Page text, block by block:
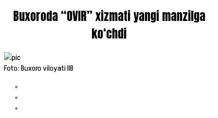
Buxoroda “OVIR” xizmati yangi manzilga
ko‘chdi
Foto: Buxoro viloyati IIB